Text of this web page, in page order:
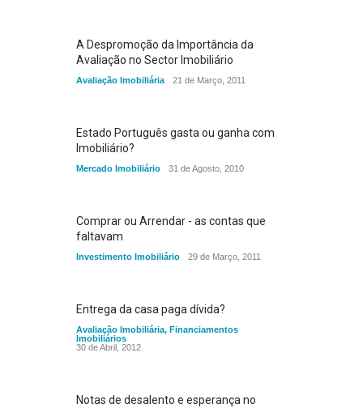
A Despromoção da Importância da
Avaliação no Sector Imobiliário
Avaliação Imobiliária 21 de Março, 2011
Estado Português gasta ou ganha com
Imobiliário?
Mercado Imobiliário 31 de Agosto, 2010
Comprar ou Arrendar - as contas que
faltavam
Investimento Imobiliário 29 de Março, 2011
Entrega da casa paga dívida?
Avaliação Imobiliária, Financiamentos
Imobiliários
30 de Abril, 2012
Notas de desalento e esperança no